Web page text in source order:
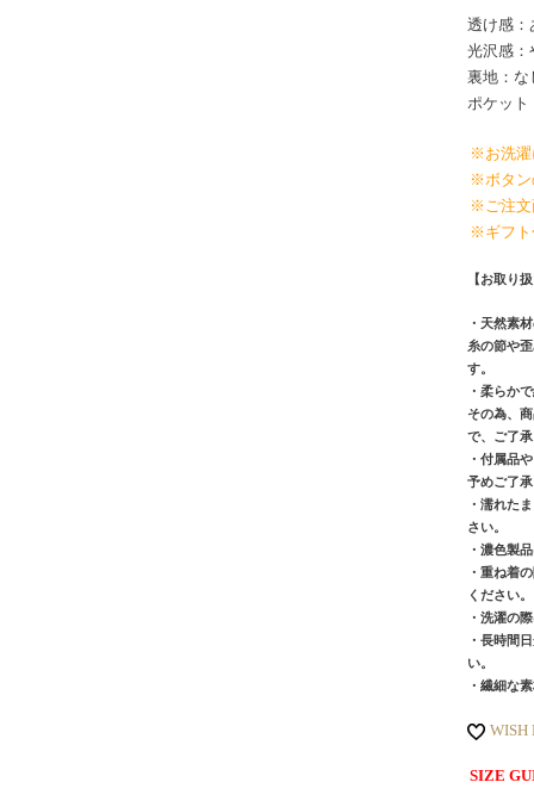
透け感：
光沢感：
裏地：な
ポケット
※お洗濯
※ボタン
※ご注文
※ギフト
【お取り
・天然素
糸の節や
す。
・柔らか
その為、
で、ご了
・付属品
予めご了
・濡れた
さい。
・濃色製
・重ね着
ください。
・洗濯の
・長時間
い。
・繊細な
WISH
SIZE